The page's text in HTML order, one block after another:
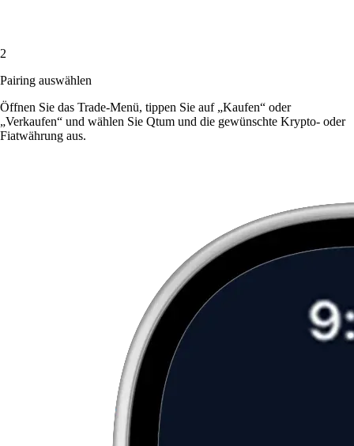
2
Pairing auswählen
Öffnen Sie das Trade-Menü, tippen Sie auf „Kaufen“ oder
„Verkaufen“ und wählen Sie Qtum und die gewünschte Krypto- oder
Fiatwährung aus.